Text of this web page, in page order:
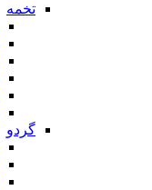
تخمه
گردو